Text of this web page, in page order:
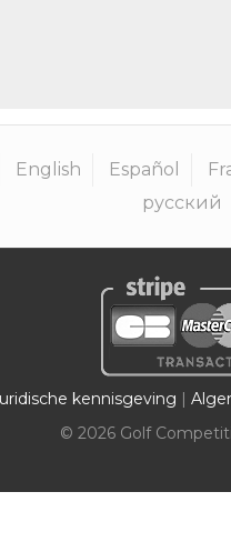
English Español
русский
kennisgeving |
© 2026 Golf